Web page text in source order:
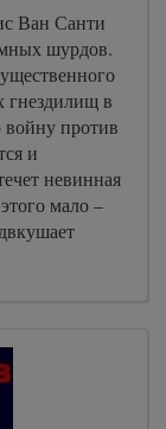
Ван Санти
шурдов.
гнездилищ в
против
и
невинная
мало –